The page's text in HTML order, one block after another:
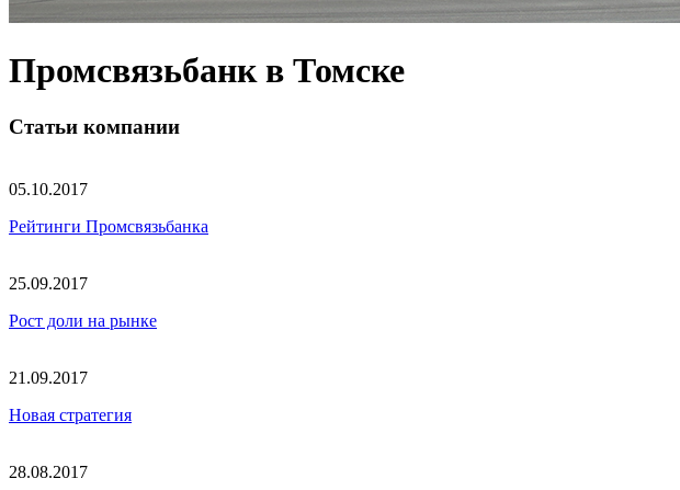
Промсвязьбанк в Томске
Статьи компании
05.10.2017
Рейтинги Промсвязьбанка
25.09.2017
Рост доли на рынке
21.09.2017
Новая стратегия
28.08.2017